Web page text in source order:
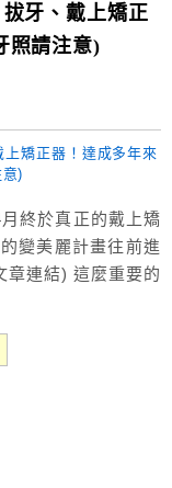
牙、戴上矯正
照請注意)
終於真正的戴上矯
變美麗計畫往前進
連結) 這麼重要的
心情預約了看診，